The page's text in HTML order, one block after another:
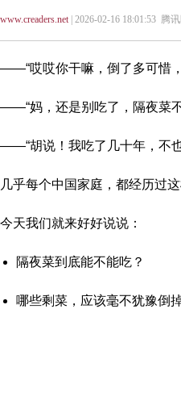
www.creaders.net| 2026-02-16 18:01:53 腾讯
——“哎哎你干嘛，倒了多可惜
——“妈，还是别吃了，隔夜菜
——“胡说！我吃了几十年，不
几乎每个中国家庭，都经历过这
今天我们就来好好说说：
隔夜菜到底能不能吃？
哪些剩菜，应该毫不犹豫倒